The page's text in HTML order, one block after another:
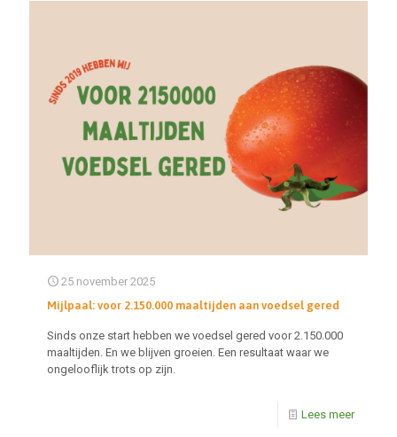
25 november 2025
Mijlpaal: voor 2.150.000 maaltijden aan voedsel gered
Sinds onze start hebben we voedsel gered voor 2.150.000
maaltijden. En we blijven groeien. Een resultaat waar we
ongelooflijk trots op zijn.
Lees meer